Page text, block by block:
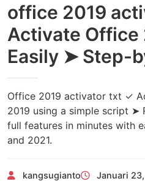
office 2019
Activate Office
Easily ➤ Step-
Office 2019 activator txt ✓
2019 using a simple script ➤
full features in minutes with
and 2021.
kangsugianto Januari